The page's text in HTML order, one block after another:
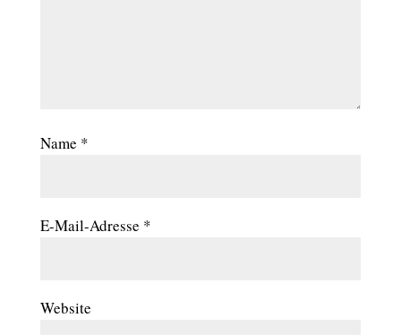
Name *
E-Mail-Adresse *
Website